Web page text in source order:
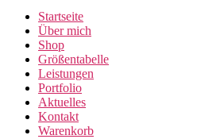
Startseite
Über mich
Shop
Größentabelle
Leistungen
Portfolio
Aktuelles
Kontakt
Warenkorb